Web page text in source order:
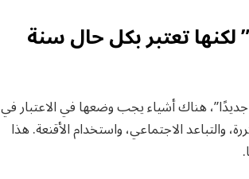
لكنها تعتبر بكل حال سنة
هناك أشياء يجب وضعها في الاعتبار في
والتباعد الاجتماعي، واستخدام الأقنعة. هذا